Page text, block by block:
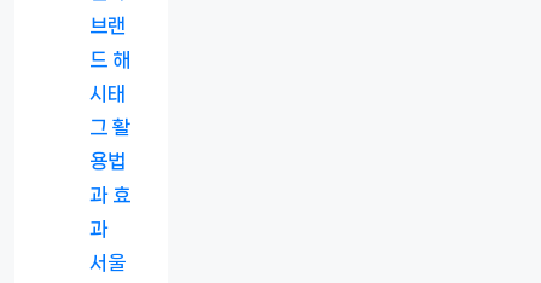
브랜
드 해
시태
그 활
용법
과 효
과
서울